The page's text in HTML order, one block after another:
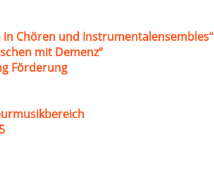
Chören und Instrumentalensembles“
mit Demenz“
Förderung